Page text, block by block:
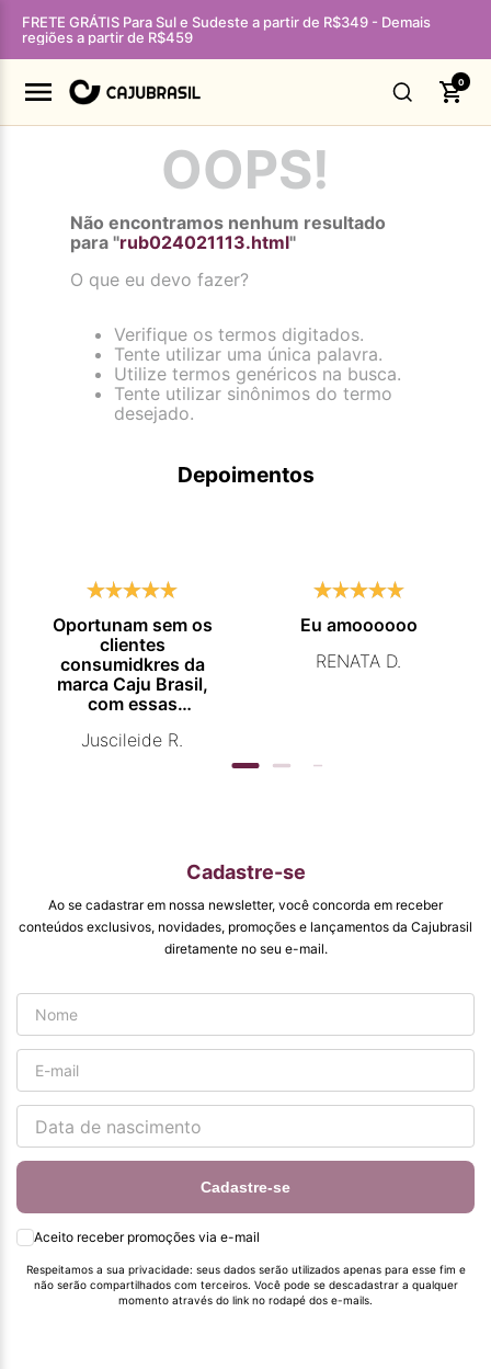
FRETE GRÁTIS Para Sul e Sudeste a partir de R$349 - Demais
regiões a partir de R$459
0
OOPS!
Não encontramos nenhum resultado
para "rub024021113.html"
O que eu devo fazer?
Verifique os termos digitados.
Tente utilizar uma única palavra.
Utilize termos genéricos na busca.
Tente utilizar sinônimos do termo
desejado.
Depoimentos
Oportunam sem os
clientes
consumidkres da
marca Caju Brasil,
com essas
promocionais de
qualidade que vcs
entregam. Parabéns
#
pormaiscampanhaspromorcionais.
Juscileide R.
Eu amoooooo
RENATA D.
Cadastre-se
Ao se cadastrar em nossa newsletter, você concorda em receber
conteúdos exclusivos, novidades, promoções e lançamentos da Cajubrasil
diretamente no seu e-mail.
Cadastre-se
Aceito receber promoções via e-mail
Respeitamos a sua privacidade: seus dados serão utilizados apenas para esse fim e
não serão compartilhados com terceiros. Você pode se descadastrar a qualquer
momento através do link no rodapé dos e-mails.